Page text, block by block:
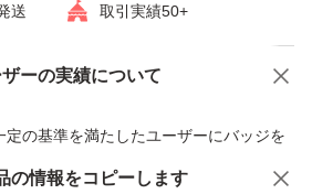
送 取引実績50+
ーの実績について
の基準を満たしたユーザーにバッジを
商品への質問
の情報をコピーします
にオススメ